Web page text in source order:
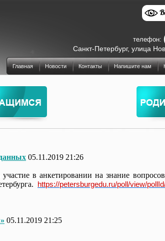
телефон:
Санкт-Петербург, улица
Главная Новости Контакты Напишите нам
05.11.2019 21:26
в анкетировании на знание
https://petersburgedu.ru/poll/view/
05.11.2019 21:25